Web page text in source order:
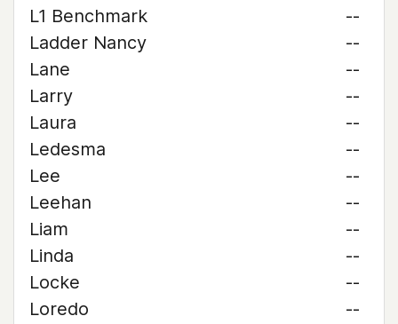
L1 Benchmark
--
Ladder Nancy
--
Lane
--
Larry
--
Laura
--
Ledesma
--
Lee
--
Leehan
--
Liam
--
Linda
--
Locke
--
Loredo
--